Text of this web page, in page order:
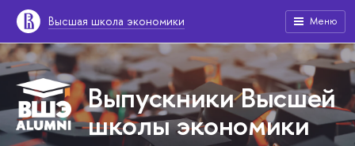
Высшая школа экономики Меню
Выпускники Высшей
школы экономики